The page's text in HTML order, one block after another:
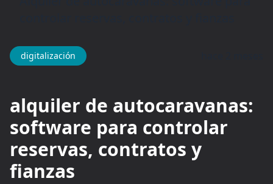
digitalización
alquiler de autocaravanas:
software para controlar
reservas, contratos y
fianzas